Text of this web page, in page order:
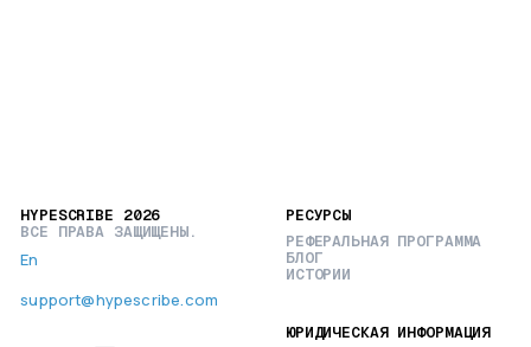
HYPESCRIBE 2026
ВСЕ ПРАВА ЗАЩИЩЕНЫ.
En
support@hypescribe.com
РЕСУРСЫ
РЕФЕРАЛЬНАЯ ПРОГРАММА
БЛОГ
ИСТОРИИ
ЮРИДИЧЕСКАЯ ИНФОРМАЦИЯ